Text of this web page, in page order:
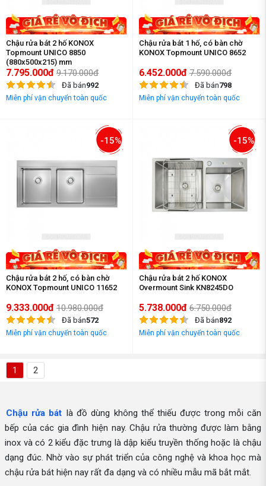
Chậu rửa bát 2 hố KONOX
Topmount UNICO 8850
(880x500x215) mm
7.795.000đ 9.170.000đ
Đã bán992
Miễn phí vận chuyển toàn quốc
Chậu rửa bát 1 hố, có bàn chờ
KONOX Topmount UNICO 8652
6.452.000đ 7.590.000đ
Đã bán798
Miễn phí vận chuyển toàn quốc
-15%
Chậu rửa bát 2 hố, có bàn chờ
KONOX Topmount UNICO 11652
9.333.000đ 10.980.000đ
Đã bán572
Miễn phí vận chuyển toàn quốc
-15%
Chậu rửa bát 2 hố KONOX
Overmount Sink KN8245DO
5.738.000đ 6.750.000đ
Đã bán892
Miễn phí vận chuyển toàn quốc
1 2
Chậu rửa bát là đồ dùng không thể thiếu được trong mỗi căn
bếp của các gia đình hiện nay. Chậu rửa thường được làm bằng
inox và có 2 kiểu đặc trưng là dập kiểu truyền thống hoặc là chậu
dạng đúc. Nhờ vào sự phát triển của công nghệ và khoa học mà
chậu rửa bát hiện nay rất đa dạng và có nhiều mẫu mã bắt mắt.